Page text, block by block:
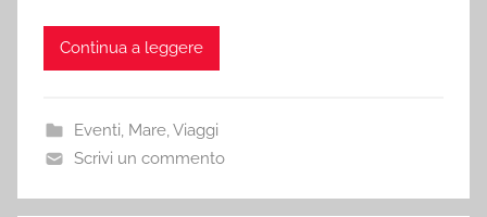
Continua a leggere
Eventi, Mare,Viaggi
Scrivi un commento